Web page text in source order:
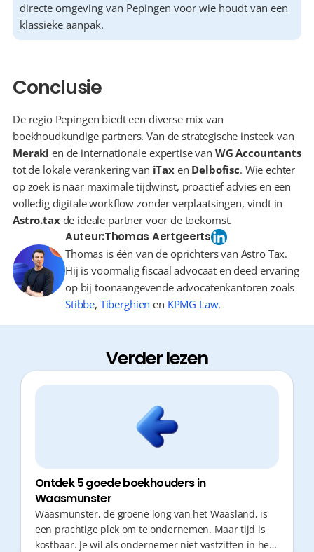
directe omgeving van Pepingen voor wie houdt van een
klassieke aanpak.
Conclusie
De regio Pepingen biedt een diverse mix van
Meraki en de internationale expertise van WG Accountants
tot de lokale verankering van iTax en Delbofisc. Wie echter
op zoek is naar maximale tijdwinst, proactief advies en een
Astro.tax de ideale partner voor de toekomst.
Auteur:Thomas Aertgeerts
Thomas is één van de oprichters van Astro Tax.
Hij is voormalig fiscaal advocaat en deed ervaring
op bij toonaangevende advocatenkantoren zoals
Stibbe, Tiberghien en KPMG Law.
Verder lezen
Ontdek 5 goede boekhouders in
Waasmunster
Waasmunster, de groene long van het Waasland, is
een prachtige plek om te ondernemen. Maar tijd is
kostbaar. Je wil als ondernemer niet vastzitten in het